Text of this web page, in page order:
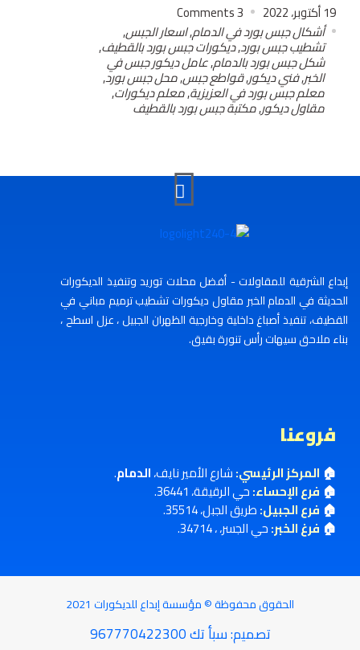
19 أكتوبر، 2022
3
أشكال جبس بورد في الدمام,اسعار الجبس,
تشطيب جبس بورد,ديكورات جبس بورد بالقطيف,
شكل جبس بورد بالدمام,عامل ديكور جبس في
الخبر,فني ديكور,قواطع جبس,محل جبس بورد,
معلم جبس بورد في العزيزية,معلم ديكورات,
مقاول ديكور,مكتبة جبس بورد بالقطيف
إبداع الشرقية للمقاولات - أفضل محلات توريد وتنفيذ الديكورات
الحديثة في الدمام الخبر مقاول ديكورات تشطيب ترميم مباني في
القطيف، تنفيذ أصباغ داخلية وخارجية الظهران الجبيل ، عزل اسطح ،
بناء ملاحق سيهات رأس تنورة بقيق.
فروعنا
🏠 المركز الرئيسي:شارع الأمير نايف،الدمام.
🏠 فرع الإحساء:حي الرقيقة، 36441.
🏠 فرع الجبيل:طريق الجبل، 35514.
🏠 فرغ الخبر:حي الجسر، ، 34714.
الحقوق محفوظة ©مؤسسة إبداع للديكورات
تصميم:سبأ تك967770422300